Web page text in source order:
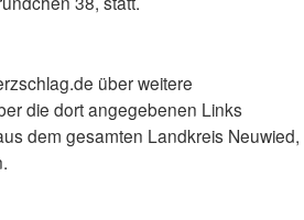
über weitere
die dort angegebenen Links
dem gesamten Landkreis Neuwied,